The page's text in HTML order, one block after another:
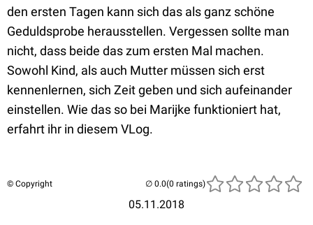
den ersten Tagen kann sich das als ganz schöne
Geduldsprobe herausstellen. Vergessen sollte man
nicht, dass beide das zum ersten Mal machen.
Sowohl Kind, als auch Mutter müssen sich erst
kennenlernen, sich Zeit geben und sich aufeinander
einstellen. Wie das so bei Marijke funktioniert hat,
erfahrt ihr in diesem VLog.
© Copyright
05.11.2018
(0 ratings)